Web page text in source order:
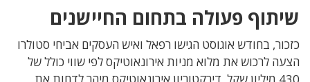
שיתוף פעולה בתחום החיישנים
כזכור, בחודש אוגוסט הגישו רפאל ואיש העסקים אביחי סטולרו
הצעה לרכוש את מלוא מניות אירונאוטיקס לפי שווי כולל של
430 מיליון שקל. דירקטוריון אירונאוטיקס מיהר לדחות את